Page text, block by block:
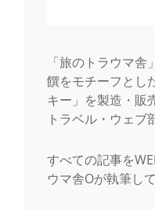
「旅のトラウマ
饌をモチーフとし
キー」を製造・販
トラベル・ウェブ
すべての記事を
ウマ舎Oが執筆し